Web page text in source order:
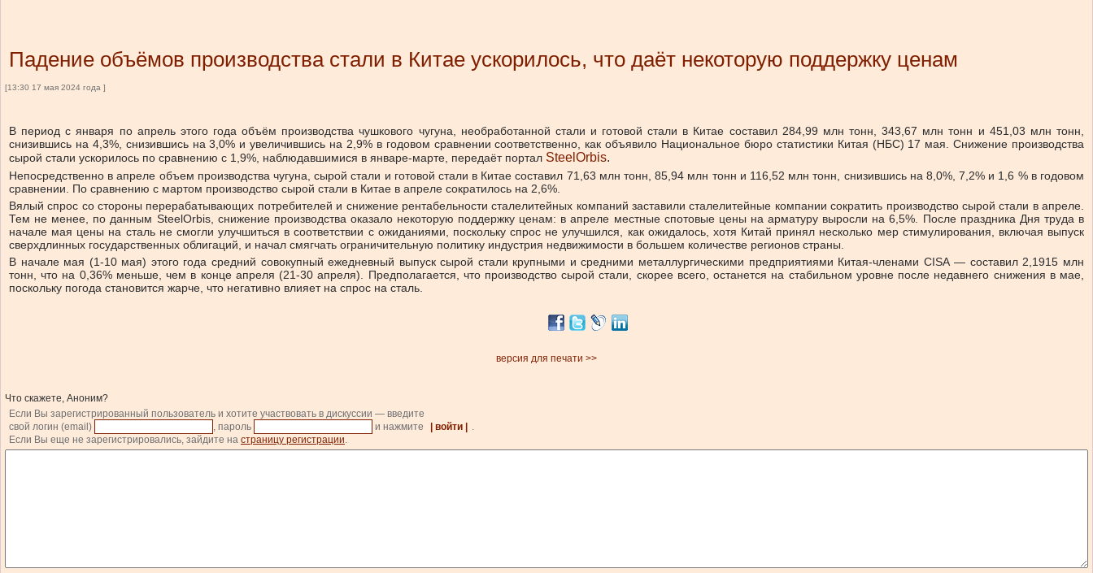
Падение объёмов производства стали в Китае ускорилось, что даёт некоторую поддержку ценам
[13:30 17 мая 2024 года ]
В период с января по апрель этого года объём производства чушкового чугуна, необработанной стали и готовой стали в Китае составил 284,99 млн тонн, 343,67 млн ​​тонн и 451,03 млн тонн,
снизившись на 4,3%, снизившись на 3,0% и увеличившись на 2,9% в годовом сравнении соответственно, как объявило Национальное бюро статистики Китая (НБС) 17 мая. Снижение производства
сырой стали ускорилось по сравнению с 1,9%, наблюдавшимися в январе-марте, передаёт портал SteelOrbis.
Непосредственно в апреле объем производства чугуна, сырой стали и готовой стали в Китае составил 71,63 млн тонн, 85,94 млн тонн и 116,52 млн тонн, снизившись на 8,0%, 7,2% и 1,6 % в годовом
сравнении. По сравнению с мартом производство сырой стали в Китае в апреле сократилось на 2,6%.
Вялый спрос со стороны перерабатывающих потребителей и снижение рентабельности сталелитейных компаний заставили сталелитейные компании сократить производство сырой стали в апреле.
Тем не менее, по данным SteelOrbis, снижение производства оказало некоторую поддержку ценам: в апреле местные спотовые цены на арматуру выросли на 6,5%. После праздника Дня труда в
начале мая цены на сталь не смогли улучшиться в соответствии с ожиданиями, поскольку спрос не улучшился, как ожидалось, хотя Китай принял несколько мер стимулирования, включая выпуск
сверхдлинных государственных облигаций, и начал смягчать ограничительную политику индустрия недвижимости в большем количестве регионов страны.
В начале мая (1-10 мая) этого года средний совокупный ежедневный выпуск сырой стали крупными и средними металлургическими предприятиями Китая-членами CISA — составил 2,1915 млн
тонн, что на 0,36% меньше, чем в конце апреля (21-30 апреля). Предполагается, что производство сырой стали, скорее всего, останется на стабильном уровне после недавнего снижения в мае,
поскольку погода становится жарче, что негативно влияет на спрос на сталь.
версия для печати >>
Что скажете, Аноним?
Если Вы зарегистрированный пользователь и хотите участвовать в дискуссии — введите
свой логин (email)
, пароль и нажмите | войти |
.
Если Вы еще не зарегистрировались, зайдите на страницу регистрации.